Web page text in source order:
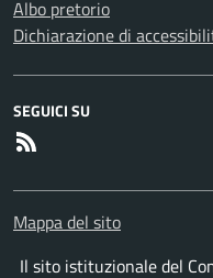
Albo pretorio
Dichiarazione di
SEGUICI SU
Mappa del sito
Il sito istituzionale del